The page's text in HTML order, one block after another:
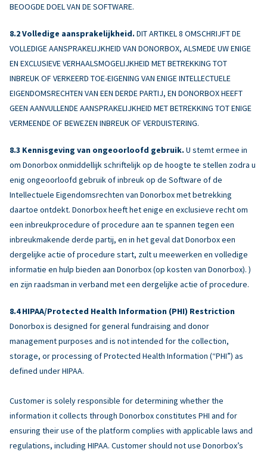
BEOOGDE DOEL VAN DE SOFTWARE.
Volledige aansprakelijkheid. DIT ARTIKEL 8 OMSCHRIJFT DE
VOLLEDIGE AANSPRAKELIJKHEID VAN DONORBOX, ALSMEDE UW ENIGE
EN EXCLUSIEVE VERHAALSMOGELIJKHEID MET BETREKKING TOT
INBREUK OF VERKEERD TOE-EIGENING VAN ENIGE INTELLECTUELE
EIGENDOMSRECHTEN VAN EEN DERDE PARTIJ, EN DONORBOX HEEFT
GEEN AANVULLENDE AANSPRAKELIJKHEID MET BETREKKING TOT ENIGE
VERMEENDE OF BEWEZEN INBREUK OF VERDUISTERING.
Kennisgeving van ongeoorloofd gebruik. U stemt ermee in
om Donorbox onmiddellijk schriftelijk op de hoogte te stellen zodra u
enig ongeoorloofd gebruik of inbreuk op de Software of de
Intellectuele Eigendomsrechten van Donorbox met betrekking
daartoe ontdekt. Donorbox heeft het enige en exclusieve recht om
een inbreukprocedure of procedure aan te spannen tegen een
inbreukmakende derde partij, en in het geval dat Donorbox een
dergelijke actie of procedure start, zult u meewerken en volledige
informatie en hulp bieden aan Donorbox (op kosten van Donorbox). )
en zijn raadsman in verband met een dergelijke actie of procedure.
HIPAA/Protected Health Information (PHI) Restriction
Donorbox is designed for general fundraising and donor
management purposes and is not intended for the collection,
storage, or processing of Protected Health Information (“PHI”) as
defined under HIPAA.
Customer is solely responsible for determining whether the
information it collects through Donorbox constitutes PHI and for
ensuring their use of the platform complies with applicable laws and
regulations, including HIPAA. Customer should not use Donorbox’s